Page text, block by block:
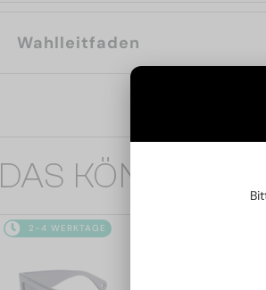
Wahlleitfaden
DAS KÖNNTE
2-4 WERKTAGE 2-4